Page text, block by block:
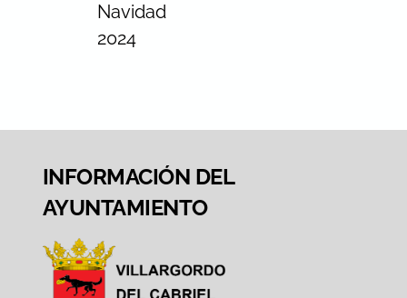
Navidad
2024
INFORMACIÓN DEL
AYUNTAMIENTO